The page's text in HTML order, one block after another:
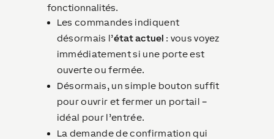
fonctionnalités.
Les commandes indiquent
désormais l’état actuel : vous voyez
immédiatement si une porte est
ouverte ou fermée.
Désormais, un simple bouton suffit
pour ouvrir et fermer un portail –
idéal pour l’entrée.
La demande de confirmation qui